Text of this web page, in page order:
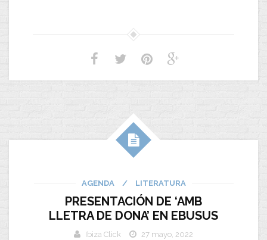
AGENDA / LITERATURA
PRESENTACIÓN DE ‘AMB
LLETRA DE DONA’ EN EBUSUS
Ibiza Click
27 mayo, 2022